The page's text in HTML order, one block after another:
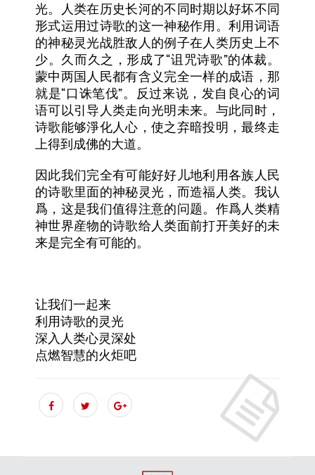
光。人类在历史长河的不同时期以好坏不同
形式运用过诗歌的这一神秘作用。利用词语
的神秘灵光战胜敌人的例子在人类历史上不
少。久而久之，形成了“诅咒诗歌”的体裁。
蒙中两国人民都有含义完全一样的成语，那
就是“口诛笔伐”。反过来说，发自良心的词
语可以引导人类走向光明未来。与此同时，
诗歌能够淨化人心，使之弃暗投明，最终走
上得到成佛的大道。
因此我们完全有可能好好儿地利用各族人民
的诗歌里面的神秘灵光，而造福人类。我认
爲，这是我们值得注意的问题。作爲人类精
神世界産物的诗歌给人类面前打开美好的未
来是完全有可能的。
让我们一起来
利用诗歌的灵光
深入人类心灵深处
点燃智慧的火炬吧